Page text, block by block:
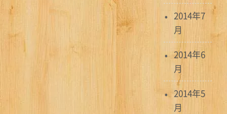
2014年7
月
2014年6
月
2014年5
月